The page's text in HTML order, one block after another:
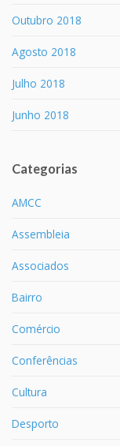
Outubro 2018
Agosto 2018
Julho 2018
Junho 2018
Categorias
AMCC
Assembleia
Associados
Bairro
Comércio
Conferências
Cultura
Desporto